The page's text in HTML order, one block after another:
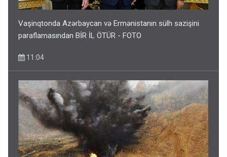
Vaşinqtonda Azərbaycan və Ermənistanın sülh sazişini
paraflamasından BİR İL ÖTÜR - FOTO
11:04